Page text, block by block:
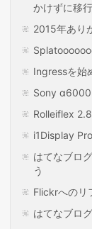
かけずに移
2015年あり
Ingressを始
Sony α6000
Rolleiflex
i1Display Pro
はてなブロ
う
Flickrへのリ
はてなブロ